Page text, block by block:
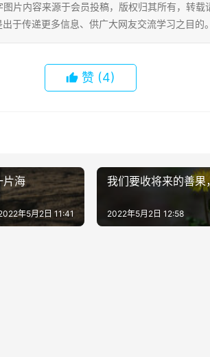
片内容来源于会员投稿，版权归其所有，转载
于传递更多信息、供广大网友交流学习之目的。
赞 (4)
片海
年5月2日 11:41
我们要收将来的善果
2022年5月2日 12:58